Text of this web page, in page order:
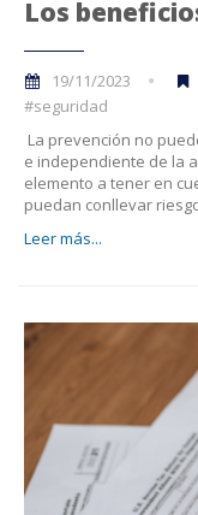
Los
19/11/2023
#seguridad
La prevención no
e independiente de la
elemento a tener en
puedan conllevar
Leer más...